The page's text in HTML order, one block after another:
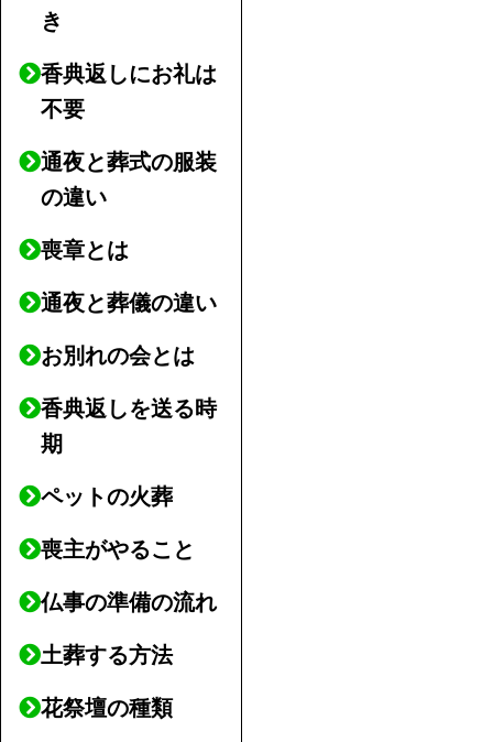
き
香典返しにお礼は
不要
通夜と葬式の服装
の違い
喪章とは
通夜と葬儀の違い
お別れの会とは
香典返しを送る時
期
ペットの火葬
喪主がやること
仏事の準備の流れ
土葬する方法
花祭壇の種類